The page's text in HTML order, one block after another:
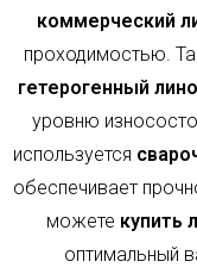
коммерческий
проходимостью.
гетерогенный
уровню
используется
обеспечивает
можете купить
оптимальный